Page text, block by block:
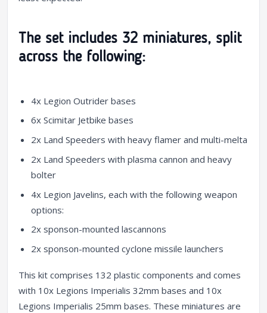
The set includes 32 miniatures, split
across the following:
4x Legion Outrider bases
6x Scimitar Jetbike bases
2x Land Speeders with heavy flamer and multi-melta
2x Land Speeders with plasma cannon and heavy
bolter
4x Legion Javelins, each with the following weapon
options:
2x sponson-mounted lascannons
2x sponson-mounted cyclone missile launchers
This kit comprises 132 plastic components and comes
with 10x Legions Imperialis 32mm bases and 10x
Legions Imperialis 25mm bases. These miniatures are